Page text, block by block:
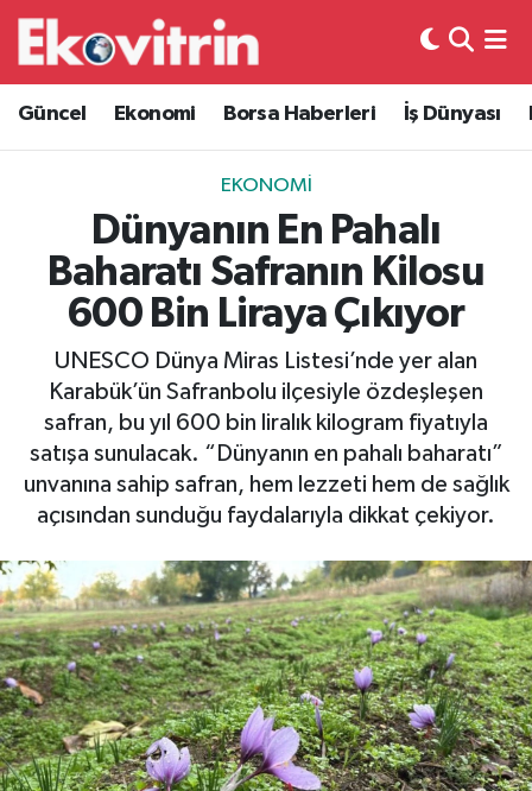
Güncel Ekonomi Borsa Haberleri İş Dünyası
EKONOMI
Dünyanın En Pahalı
Baharatı Safranın Kilosu
600 Bin Liraya Çıkıyor
UNESCO Dünya Miras Listesi’nde yer alan
Karabük’ün Safranbolu ilçesiyle özdeşleşen
safran, bu yıl 600 bin liralık kilogram fiyatıyla
satışa sunulacak. “Dünyanın en pahalı baharatı”
unvanına sahip safran, hem lezzeti hem de sağlık
açısından sunduğu faydalarıyla dikkat çekiyor.
Güncel
Ekonomi
Borsa Haberleri
İş Dünyası
Lojistik
Otovitrin
Asayiş
Magazin
Gayrimenkul
Spor
Eğitim
Hava Durumu
Trafik Durumu
Süper Lig Puan Durumu ve Fikstür
Tüm Manşetler
Son Dakika Haberleri
Haber Arşivi